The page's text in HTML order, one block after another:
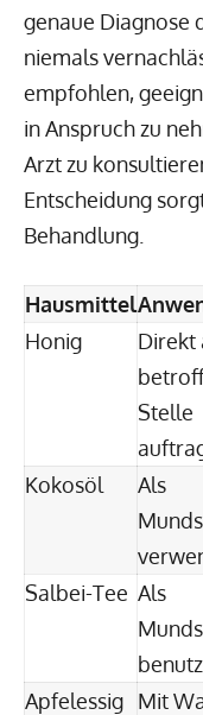
genaue Diagnose
niemals
empfohlen,
in Anspruch zu
Arzt zu
Entscheidung
Behandlung.
Hausmittel
Honig
Direkt
Stelle
Kokosöl
Als
Salbei-Tee Als
Apfelessig Mit